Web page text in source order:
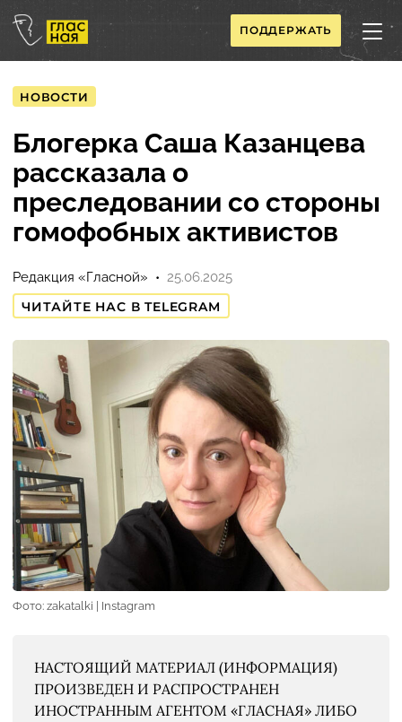
ПОДДЕРЖАТЬ
НОВОСТИ
Блогерка Саша Казанцева
рассказала о
преследовании со стороны
гомофобных активистов
Редакция «Гласной»
25.06.2025
ЧИТАЙТЕ НАС В TELEGRAM
Фото: zakatalki | Instagram
НАСТОЯЩИЙ МАТЕРИАЛ (ИНФОРМАЦИЯ)
ПРОИЗВЕДЕН И РАСПРОСТРАНЕН
ИНОСТРАННЫМ АГЕНТОМ «ГЛАСНАЯ» ЛИБО